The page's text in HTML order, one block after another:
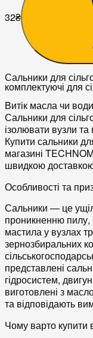
32₴
Сальники для
комплектуючі для
Витік масла чи
Сальники для
ізолювати вузли
Купити сальники
магазині
швидкою доставкою
Особливості та
Сальники — це
проникненню пилу,
мастила у вузлах
зернозбиральних
представлені
гідросистем,
виготовлені з
та відповідають
Чому варто